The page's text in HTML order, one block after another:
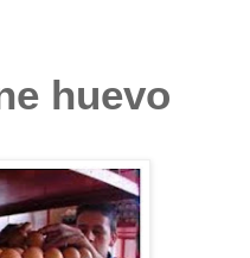
huevo